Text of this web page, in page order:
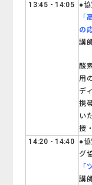
13:45 - 14:05
●
「
の
講
酸
用
デ
携
い
授
14:20 - 14:40
●
グ
「
講